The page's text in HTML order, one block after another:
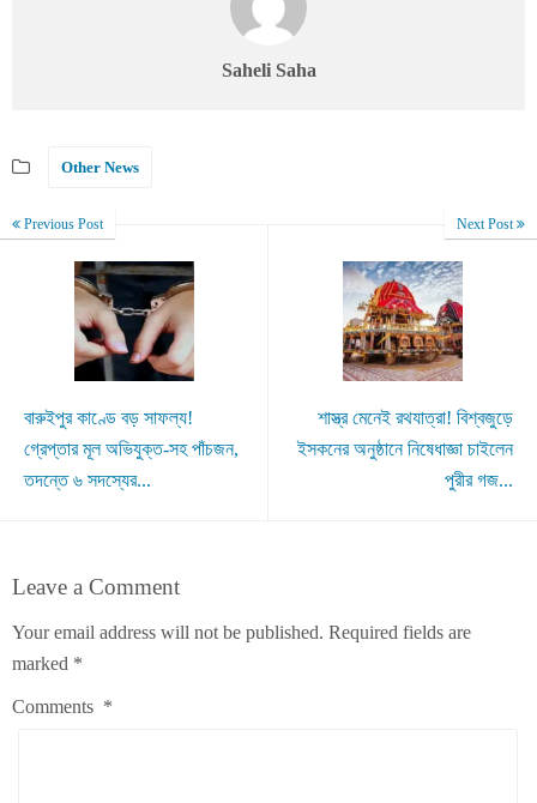
Saheli Saha
Other News
Previous Post
বারুইপুর কাণ্ডে বড় সাফল্য!
গ্রেপ্তার মূল অভিযুক্ত-সহ পাঁচজন,
তদন্তে ৬ সদস্যের...
Next Post
শাস্ত্র মেনেই রথযাত্রা! বিশ্বজুড়ে
ইসকনের অনুষ্ঠানে নিষেধাজ্ঞা চাইলেন
পুরীর গজ...
Leave a Comment
Your email address will not be published. Required fields are
marked *
Comments *